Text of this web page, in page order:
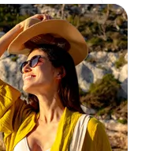
Ort buchen?